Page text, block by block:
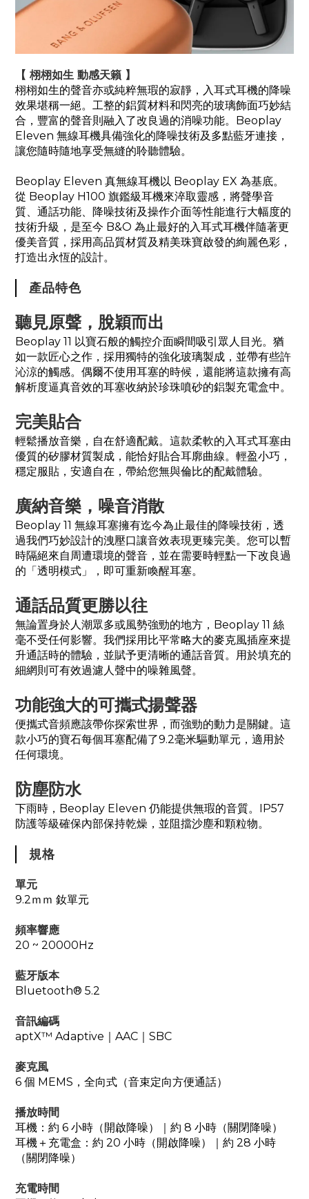
【 栩栩如生 動感天籟 】
栩栩如生的聲音亦或純粹無瑕的寂靜，入耳式耳機的降噪
效果堪稱一絕。工整的鋁質材料和閃亮的玻璃飾面巧妙結
合，豐富的聲音則融入了改良過的消噪功能。Beoplay
Eleven 無線耳機具備強化的降噪技術及多點藍牙連接，
讓您隨時隨地享受無縫的聆聽體驗。
Beoplay Eleven 真無線耳機以 Beoplay EX 為基底。
從 Beoplay H100 旗鑑級耳機來淬取靈感，將聲學音
質、通話功能、降噪技術及操作介面等性能進行大幅度的
技術升級，是至今 B&O 為止最好的入耳式耳機伴隨著更
優美音質，採用高品質材質及精美珠寶啟發的絢麗色彩，
打造出永恆的設計。
產品特色
聽見原聲，脫穎而出
Beoplay 11 以寶石般的觸控介面瞬間吸引眾人目光。猶
如一款匠心之作，採用獨特的強化玻璃製成，並帶有些許
沁涼的觸感。偶爾不使用耳塞的時候，還能將這款擁有高
解析度逼真音效的耳塞收納於珍珠噴砂的鋁製充電盒中。
完美貼合
輕鬆播放音樂，自在舒適配戴。這款柔軟的入耳式耳塞由
優質的矽膠材質製成，能恰好貼合耳廓曲線。輕盈小巧，
穩定服貼，安適自在，帶給您無與倫比的配戴體驗。
廣納音樂，噪音消散
Beoplay 11 無線耳塞擁有迄今為止最佳的降噪技術，透
過我們巧妙設計的洩壓口讓音效表現更臻完美。您可以暫
時隔絕來自周遭環境的聲音，並在需要時輕點一下改良過
的「透明模式」，即可重新喚醒耳塞。
通話品質更勝以往
無論置身於人潮眾多或風勢強勁的地方，Beoplay 11 絲
毫不受任何影響。我們採用比平常略大的麥克風插座來提
升通話時的體驗，並賦予更清晰的通話音質。用於填充的
細網則可有效過濾人聲中的噪雜風聲。
功能強大的可攜式揚聲器
便攜式音頻應該帶你探索世界，而強勁的動力是關鍵。這
款小巧的寶石每個耳塞配備了9.2毫米驅動單元，適用於
任何環境。
防塵防水
下雨時，Beoplay Eleven 仍能提供無瑕的音質。IP57
防護等級確保內部保持乾燥，並阻擋沙塵和顆粒物。
規格
單元
9.2ｍｍ 釹單元
頻率響應
20 ~ 20000Hz
藍牙版本
Bluetooth® 5.2
音訊編碼
aptX™ Adaptive｜AAC｜SBC
麥克風
6 個 MEMS，全向式（音束定向方便通話）
播放時間
耳機：約 6 小時（開啟降噪）｜約 8 小時（關閉降噪）
耳機＋充電盒：約 20 小時（開啟降噪）｜約 28 小時
（關閉降噪）
充電時間